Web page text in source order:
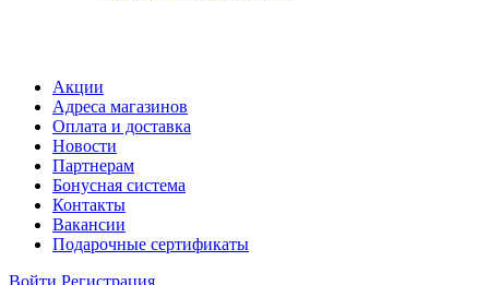
Акции
Адреса магазинов
Оплата и доставка
Новости
Партнерам
Бонусная система
Контакты
Вакансии
Подарочные сертификаты
Войти Регистрация